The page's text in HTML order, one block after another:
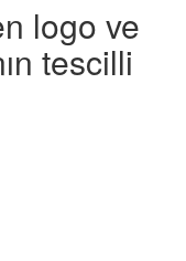
logo ve
tescilli